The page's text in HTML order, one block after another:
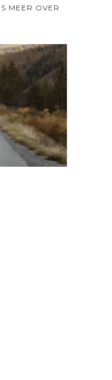
MEER OVER